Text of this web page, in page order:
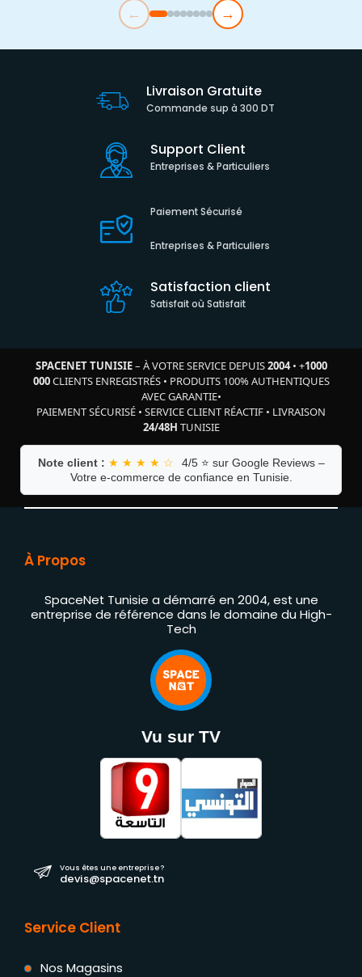
← →
Livraison Gratuite
Commande sup à 300 DT
Support Client
Entreprises & Particuliers
Paiement Sécurisé
Entreprises & Particuliers
Satisfaction client
Satisfait où Satisfait
SPACENET TUNISIE– À VOTRE SERVICE DEPUIS2004• +1000
000CLIENTS ENREGISTRÉS• PRODUITS 100% AUTHENTIQUES
AVEC GARANTIE•
PAIEMENT SÉCURISÉ • SERVICE CLIENT RÉACTIF • LIVRAISON
24/48H TUNISIE
Note client : ★ ★ ★ ★ ☆
4/5 ⭐ sur Google Reviews –
Votre e-commerce de confiance en Tunisie.
À Propos
SpaceNet Tunisie a démarré en 2004, est une
entreprise de référence dans le domaine du High-
Tech
Vu sur TV
Vous êtes une entreprise ?
devis@spacenet.tn
Service Client
Nos Magasins